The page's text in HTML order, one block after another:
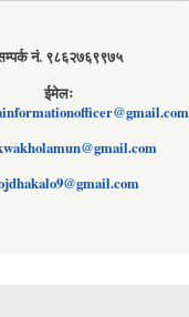
नं. ९८६२७६९९७५
ईमेलः